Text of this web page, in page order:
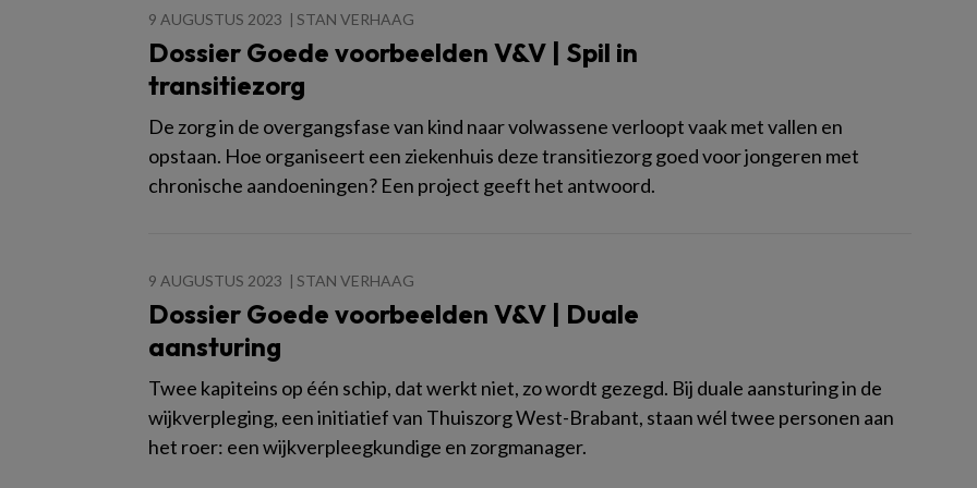
9 AUGUSTUS 2023 STAN VERHAAG
Dossier Goede voorbeelden V&V | Spil in
transitiezorg
De zorg in de overgangsfase van kind naar volwassene verloopt vaak met vallen en
opstaan. Hoe organiseert een ziekenhuis deze transitiezorg goed voor jongeren met
chronische aandoeningen? Een project geeft het antwoord.
9 AUGUSTUS 2023 STAN VERHAAG
Dossier Goede voorbeelden V&V | Duale
aansturing
Twee kapiteins op één schip, dat werkt niet, zo wordt gezegd. Bij duale aansturing in de
wijkverpleging, een initiatief van Thuiszorg West-Brabant, staan wél twee personen aan
het roer: een wijkverpleegkundige en zorgmanager.